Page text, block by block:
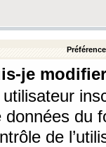
je
données du
de